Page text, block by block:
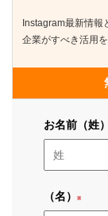
Instagram最新情
企業がすべき活用
お名前（姓）
（名）